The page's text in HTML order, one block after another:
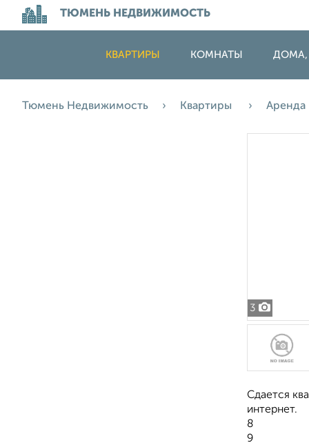
ТЮМЕНЬ НЕДВИЖИМОСТЬ
КВАРТИРЫ КОМНАТЫ ДОМА,
Тюмень Недвижимость Квартиры Аренда
3
Сдается
интернет.
8
9